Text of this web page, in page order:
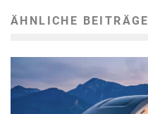
ÄHNLICHE BEITRÄGE